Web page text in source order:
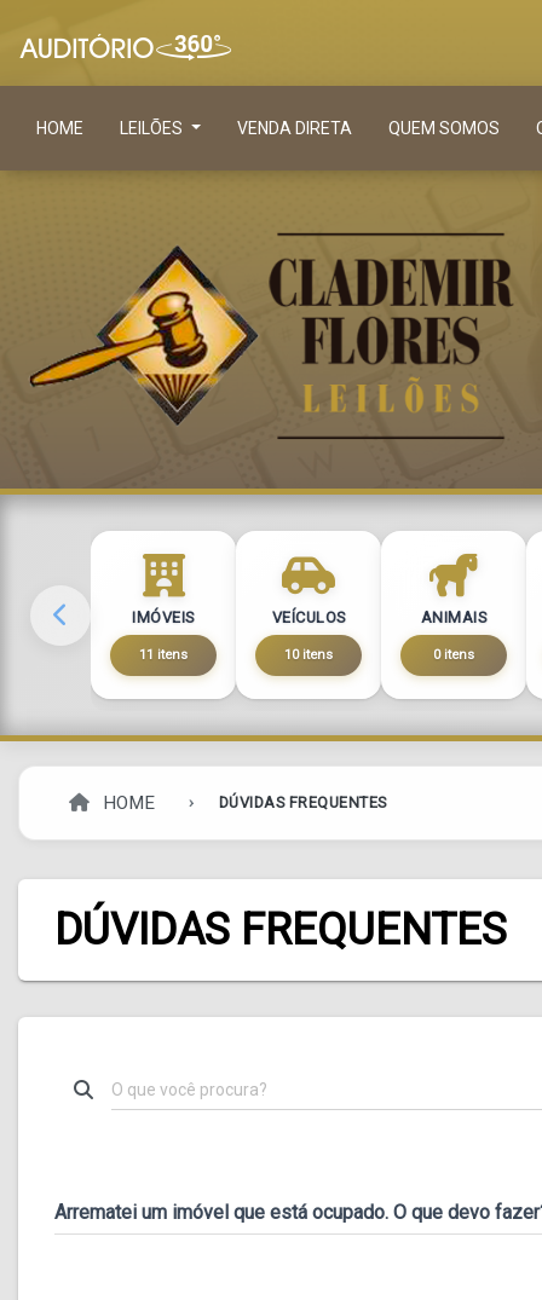
HOME LEILÕES VENDA DIRETA QUEM SOMOS
IMÓVEIS
11 itens
VEÍCULOS
10 itens
ANIMAIS
0 itens
HOME DÚVIDAS FREQUENTES
DÚVIDAS FREQUENTES
Arrematei um imóvel que está ocupado. O que devo